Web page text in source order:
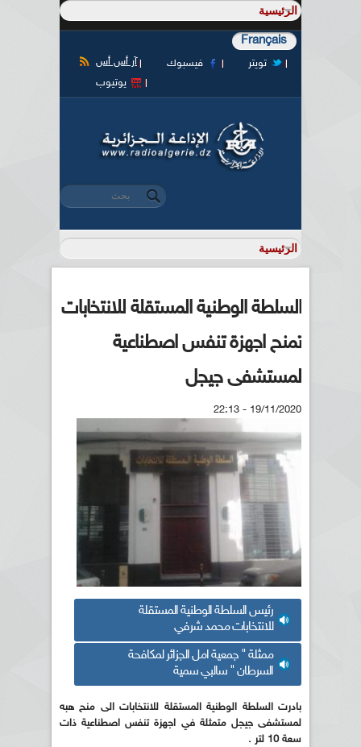
Français
آر أس أس فيسبوك
تويتر
يوتيوب
استمارة البحث
‏بحث ‏
السلطة الوطنية المستقلة للانتخابات
تمنح اجهزة تنفس اصطناعية
لمستشفى جيجل
19/11/2020 - 22:13
رئيس السلطة الوطنية المستقلة
للانتخابات محمد شرفي
ممثلة " جمعية امل الجزائر لمكافحة
السرطان " سالبي سمية
بادرت السلطة الوطنية المستقلة للانتخابات الى منح هبه
لمستشفى جيجل متمثلة في اجهزة تنفس اصطناعية ذات
سعة 10 لتر .